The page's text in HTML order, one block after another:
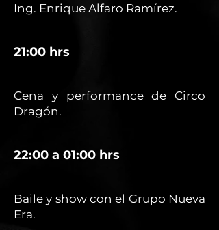
Ing. Enrique Alfaro Ramírez.
21:00 hrs
Cena y performance de Circo
Dragón.
22:00 a 01:00 hrs
Baile y show con el Grupo Nueva
Era.